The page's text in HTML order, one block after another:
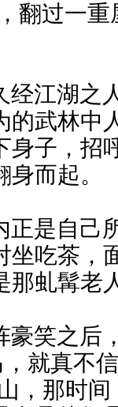
翻过一重
江湖之
的武林中
身子，招
而起。
是自己
坐吃茶，
那虬髯老
笑之后
，就真不
，那时